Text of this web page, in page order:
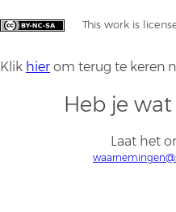
This work is
Klik hier om terug te keren
Heb je
Laat het